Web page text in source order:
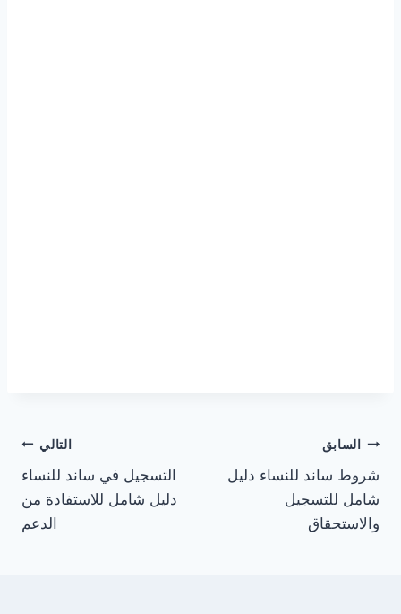
تصفّح
المقالات
السابق
شروط ساند للنساء دليل
شامل للتسجيل
والاستحقاق
التالي
التسجيل في ساند للنساء
دليل شامل للاستفادة من
الدعم